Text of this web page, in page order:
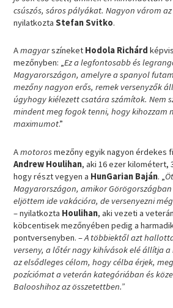
csúszós, sáros pályákat. Nagyon várom
nyilatkoztaStefan Svitko.
Amagyarszíneket Hodola Richárd
mezőnyben: „Ez a legfontosabb és
Magyarországon, amelyre a spanyol
mezőny nagyon erős, remek versenyzők
úgyhogy kiélezett csatára számítok. Nem
mindent meg fogok tenni, hogy kihozzam
maximumot.”
Amotorosmezőny egyik nagyon érdekes
Andrew Houlihan, aki 16 ezer kilométert,
hogy részt vegyen a HunGarian Baján. „
Magyarországon, amikor Görögországban
eljöttem ide vakációra, de versenyezni
– nyilatkozta Houlihan, aki vezeti a
köbcentisek mezőnyében pedig a
pontversenyben. –A többiektől azt
verseny, a lőtér nagy kihívások elé állítja
az elsődleges célom, hogy célba érjek,
pozíciómat a veterán kategóriában és
Balooshihoz az összetettben.”